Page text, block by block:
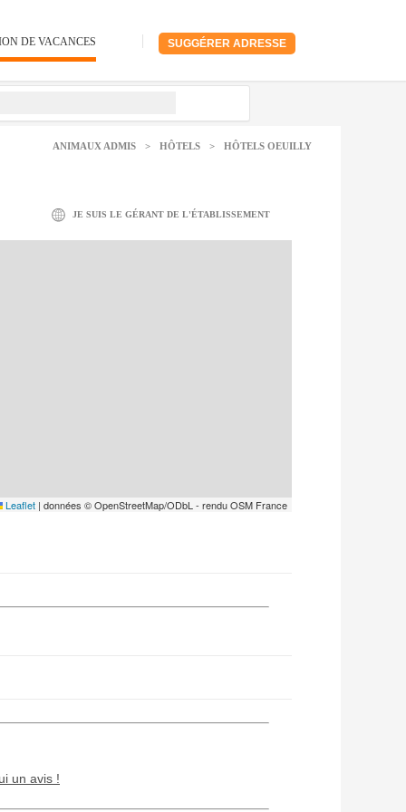
SUGGÉRER ADRESSE
DE VACANCES
ANIMAUX ADMIS > HÔTELS > HÔTELS OEUILLY
JE SUIS LE GÉRANT DE L'ÉTABLISSEMENT
Leaflet | données © OpenStreetMap/ODbL - rendu OSM France
un avis !